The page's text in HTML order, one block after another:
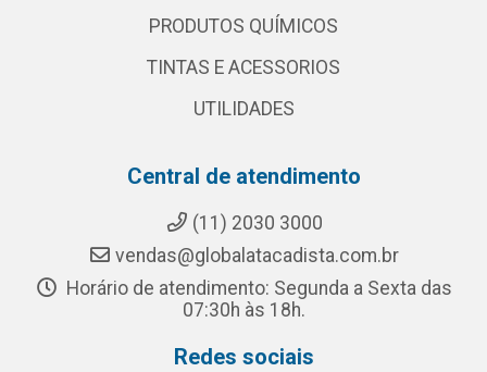
PRODUTOS QUÍMICOS
TINTAS E ACESSORIOS
UTILIDADES
Central de atendimento
(11) 2030 3000
vendas@globalatacadista.com.br
Horário de atendimento: Segunda a Sexta das
07:30h às 18h.
Redes sociais